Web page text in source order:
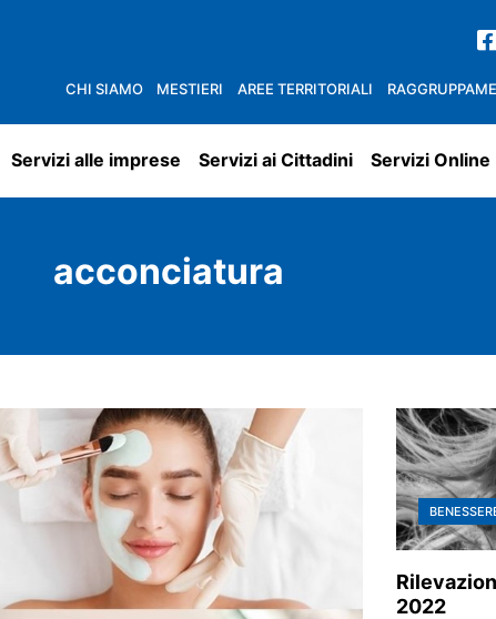
CHI SIAMO MESTIERI AREE TERRITORIALI
Servizi alle imprese Servizi ai Cittadini Servizi Online
acconciatura
2022